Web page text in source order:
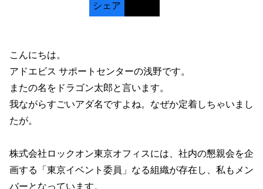
シェア
こんにちは。
アドエビス サポートセンターの浅野です。
またの名をドラゴン太郎と言います。
我ながらすごいアダ名ですよね。なぜか定着しちゃいまし
たが。
株式会社ロックオン東京オフィスには、社内の懇親会を企
画する「東京イベント委員」なる組織が存在し、私もメン
バーとなっています。